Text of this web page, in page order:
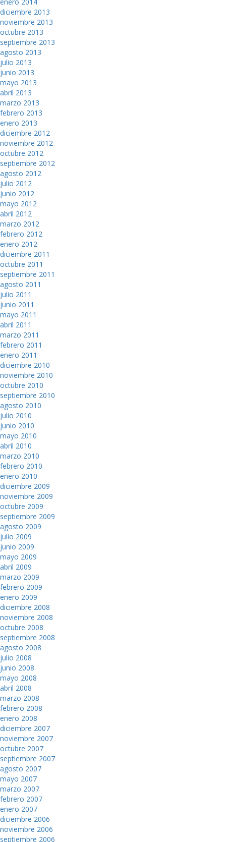
diciembre 2013
noviembre 2013
octubre 2013
septiembre 2013
agosto 2013
julio 2013
junio 2013
mayo 2013
abril 2013
marzo 2013
febrero 2013
enero 2013
diciembre 2012
noviembre 2012
octubre 2012
septiembre 2012
agosto 2012
julio 2012
junio 2012
mayo 2012
abril 2012
marzo 2012
febrero 2012
enero 2012
diciembre 2011
octubre 2011
septiembre 2011
agosto 2011
julio 2011
junio 2011
mayo 2011
abril 2011
marzo 2011
febrero 2011
enero 2011
diciembre 2010
noviembre 2010
octubre 2010
septiembre 2010
agosto 2010
julio 2010
junio 2010
mayo 2010
abril 2010
marzo 2010
febrero 2010
enero 2010
diciembre 2009
noviembre 2009
octubre 2009
septiembre 2009
agosto 2009
julio 2009
junio 2009
mayo 2009
abril 2009
marzo 2009
febrero 2009
enero 2009
diciembre 2008
noviembre 2008
octubre 2008
septiembre 2008
agosto 2008
julio 2008
junio 2008
mayo 2008
abril 2008
marzo 2008
febrero 2008
enero 2008
diciembre 2007
noviembre 2007
octubre 2007
septiembre 2007
agosto 2007
mayo 2007
marzo 2007
febrero 2007
enero 2007
diciembre 2006
noviembre 2006
septiembre 2006